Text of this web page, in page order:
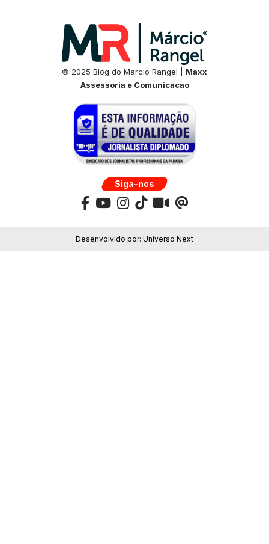
© 2025 Blog do Marcio Rangel | Maxx
Assessoria e Comunicacao
Siga-nos
Desenvolvido por: Universo Next